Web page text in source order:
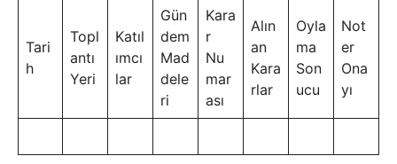
Tari
h
Topl
antı
Yeri
Katıl
ımcı
lar
Gün
dem
Mad
dele
ri
Kara
r
Nu
mar
ası
Alın
an
Kara
rlar
Oyla
ma
Son
ucu
Not
er
Ona
yı